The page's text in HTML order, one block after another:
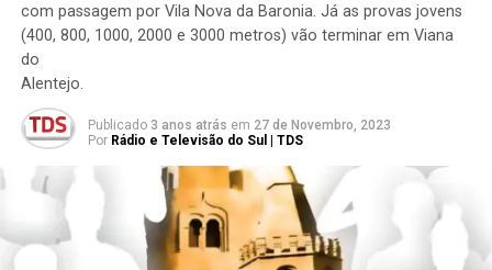
com passagem por Vila Nova da Baronia. Já as provas jovens
(400, 800, 1000, 2000 e 3000 metros) vão terminar em Viana
do
Alentejo.
Publicado 3 anos atrás em 27 de Novembro, 2023
Por Rádio e Televisão do Sul | TDS